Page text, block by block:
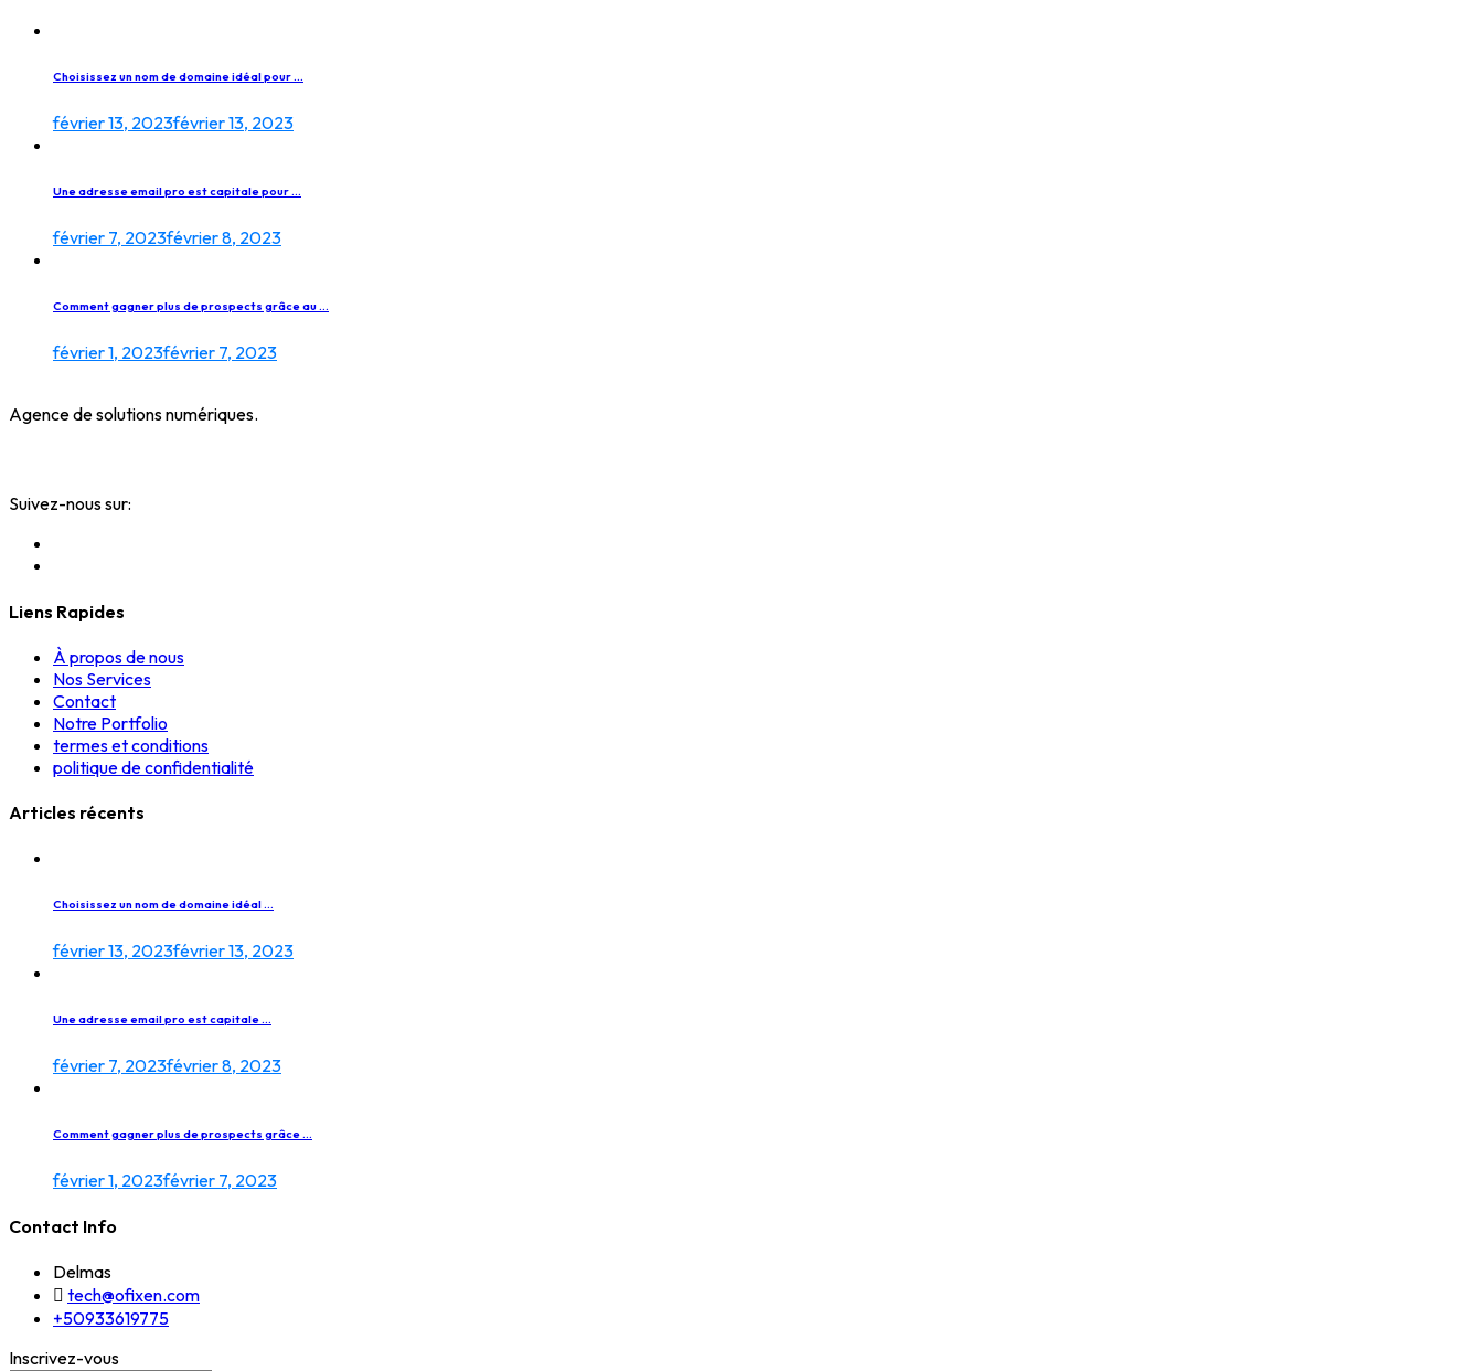
Choisissez un nom de domaine idéal pour ...
février 13, 2023février 13, 2023
Une adresse email pro est capitale pour ...
février 7, 2023février 8, 2023
Comment gagner plus de prospects grâce au ...
février 1, 2023février 7, 2023
Agence de solutions numériques.
Suivez-nous sur:
Liens Rapides
À propos de nous
Nos Services
Contact
Notre Portfolio
termes et conditions
politique de confidentialité
Articles récents
Choisissez un nom de domaine idéal ...
février 13, 2023février 13, 2023
Une adresse email pro est capitale ...
février 7, 2023février 8, 2023
Comment gagner plus de prospects grâce ...
février 1, 2023février 7, 2023
Contact Info
Delmas
tech@ofixen.com
+50933619775
Inscrivez-vous